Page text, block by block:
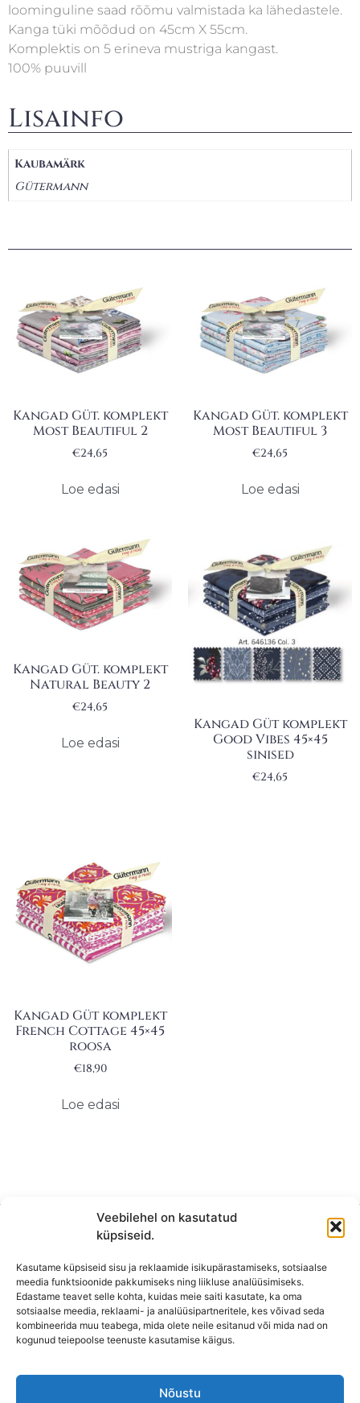
Veebilehel on kasutatud
küpsiseid.
Kasutame küpsiseid sisu ja reklaamide isikupärastamiseks, sotsiaalse
meedia funktsioonide pakkumiseks ning liikluse analüüsimiseks.
Edastame teavet selle kohta, kuidas meie saiti kasutate, ka oma
sotsiaalse meedia, reklaami- ja analüüsipartneritele, kes võivad seda
kombineerida muu teabega, mida olete neile esitanud või mida nad on
kogunud teiepoolse teenuste kasutamise käigus.
Nõustu
loominguline saad rõõmu valmistada ka lähedastele.
Kanga tüki mõõdud on 45cm X 55cm.
Komplektis on 5 erineva mustriga kangast.
100% puuvill
Lisainfo
Kaubamärk
Gütermann
Kangad Güt. komplekt
Most Beautiful 2
€24,65
Loe edasi
Kangad Güt. komplekt
Most Beautiful 3
€24,65
Loe edasi
Kangad Güt. komplekt
Natural Beauty 2
€24,65
Loe edasi
Kangad Güt komplekt
Good Vibes 45×45
sinised
€24,65
Kangad Güt komplekt
French Cottage 45×45
roosa
€18,90
Loe edasi
KONTAKT